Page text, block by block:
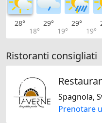
28°
18°
29°
19°
29°
19°
Ristoranti consigliati
Spagnola,
Prenotare